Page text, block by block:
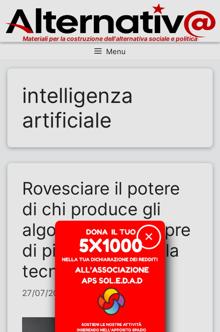
Materiali per la costruzione dell'alternativa sociale e politica
Menu
intelligenza
artificiale
Rovesciare il potere
di chi produce gli
algoritmi, ma sempre
di più il potere della
tecno-archia
27/07/2026 Alberto Deambrogio
✕